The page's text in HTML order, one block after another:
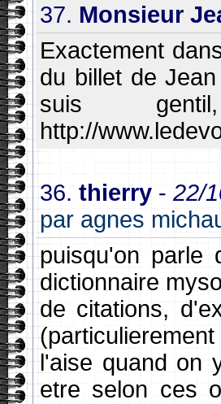
37. Monsieur
Exactement
du billet de
suis
http://
36. thierry - 22/
par agnes
puisqu'on parle
dictionnaire
de citations,
l'aise quand on
etre selon ces